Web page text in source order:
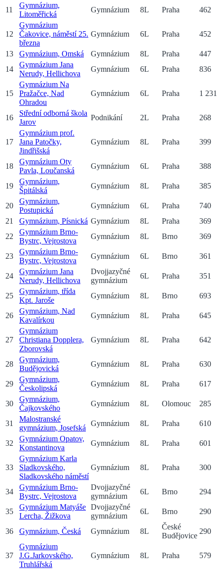
11
Gymnázium,
Litoměřická
Gymnázium 8L Praha 462
12
Gymnázium
Čakovice, náměstí 25.
března
Gymnázium 6L Praha 452
13 Gymnázium, Omská Gymnázium 8L Praha
447
14
Gymnázium Jana
Nerudy, Hellichova
Gymnázium 6L Praha 836
15
Gymnázium Na
Pražačce, Nad
Ohradou
Gymnázium 6L Praha 1 231
16
Střední odborná škola
Jarov
Podnikání 2L Praha 268
17
Gymnázium prof.
Jana Patočky,
Jindřišská
Gymnázium 8L Praha 399
18
Gymnázium Oty
Pavla, Loučanská
Gymnázium 6L Praha 388
19
Gymnázium,
Špitálská
Gymnázium 8L Praha 385
20
Gymnázium,
Postupická
Gymnázium 6L Praha
740
21
Gymnázium, Písnická Gymnázium 8L Praha
369
22
Gymnázium Brno-
Bystrc, Vejrostova
Gymnázium 8L Brno 369
23
Gymnázium Brno-
Bystrc, Vejrostova
Gymnázium 6L Brno 361
24
Gymnázium Jana
Nerudy, Hellichova
Dvojjazyčné
gymnázium
6L Praha 351
25
Gymnázium, třída
Kpt. Jaroše
Gymnázium 8L Brno 693
26
Gymnázium, Nad
Kavalírkou
Gymnázium 8L Praha 645
27
Gymnázium
Christiana Dopplera,
Zborovská
Gymnázium 8L Praha 642
28
Gymnázium,
Budějovická
Gymnázium 8L Praha 630
29
Gymnázium,
Českolipská
Gymnázium 8L Praha 617
30
Gymnázium,
Čajkovského
Gymnázium 8L Olomouc 285
31
Malostranské
gymnázium, Josefská
Gymnázium 8L Praha 610
32
Gymnázium Opatov,
Konstantinova
Gymnázium 8L Praha 601
33
Gymnázium Karla
Sladkovského,
Sladkovského náměstí
Gymnázium 8L Praha 300
34
Gymnázium Brno-
Bystrc, Vejrostova
Dvojjazyčné
gymnázium
6L Brno 294
35
Gymnázium Matyáše
Lercha, Žižkova
Dvojjazyčné
gymnázium
6L Brno 290
36 Gymnázium, Česká Gymnázium 8L
České
Budějovice
290
37
Gymnázium
J.G.Jarkovského,
Truhlářská
Gymnázium 8L Praha 579